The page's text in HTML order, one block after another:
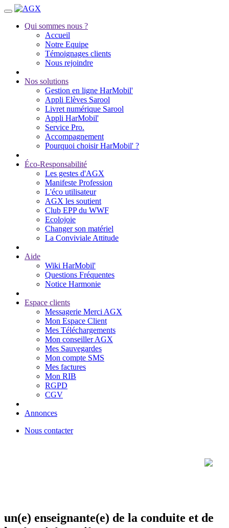
Qui sommes nous ?
Accueil
Notre Equipe
Témoignages clients
Nous rejoindre
Nos solutions
Gestion en ligne HarMobil'
Appli Elèves Sarool
Livret numérique Sarool
Appli HarMobil'
Service Pro.
Accompagnement
Pourquoi choisir HarMobil' ?
Éco-Responsabilité
Les gestes d'AGX
Manifeste Profession
L'éco utilisateur
AGX les soutient
Club EPP du WWF
Ecolojoie
Changer son matériel
La Conviviale Attitude
Aide
Wiki HarMobil'
Questions Fréquentes
Notice Harmonie
Espace clients
Messagerie Merci AGX
Mon Espace Client
Mes Téléchargements
Mon conseiller AGX
Mes Sauvegardes
Mon compte SMS
Mes factures
Mon RIB
RGPD
CGV
Annonces
Nous contacter
un(e) enseignante(e) de la conduite et de